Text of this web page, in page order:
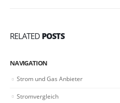
RELATED POSTS
NAVIGATION
Strom und Gas Anbieter
Stromvergleich